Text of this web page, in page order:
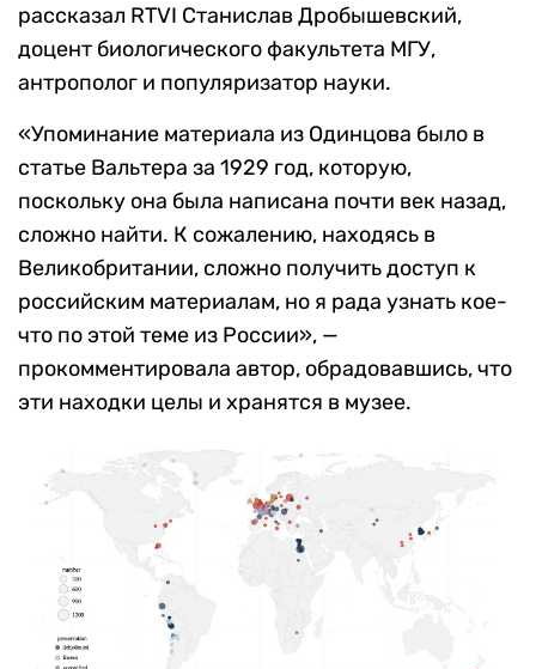
рассказал RTVI Станислав Дробышевский,
доцент биологического факультета МГУ,
антрополог и популяризатор науки.
«Упоминание материала из Одинцова было в
статье Вальтера за 1929 год, которую,
поскольку она была написана почти век назад,
сложно найти. К сожалению, находясь в
Великобритании, сложно получить доступ к
российским материалам, но я рада узнать кое-
что по этой теме из России», —
прокомментировала автор, обрадовавшись, что
эти находки целы и хранятся в музее.